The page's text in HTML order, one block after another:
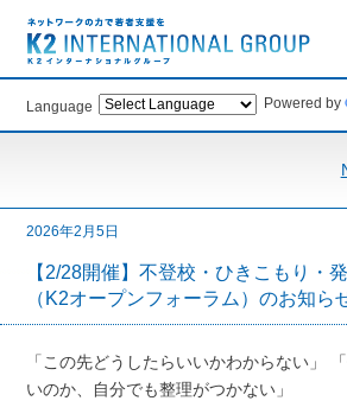
Language Powered by
2026年2月5日
【2/28開催】不登校・ひきこもり・
（K2オープンフォーラム）のお知ら
「この先どうしたらいいかわからない」
いのか、自分でも整理がつかない」